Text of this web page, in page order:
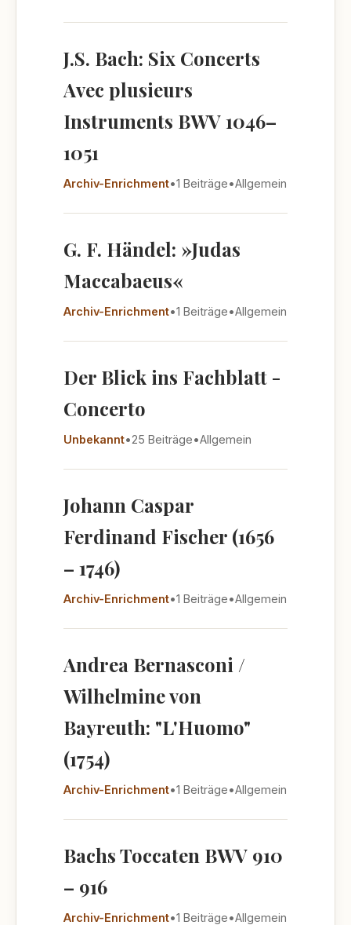
J.S. Bach: Six Concerts
Avec plusieurs
Instruments BWV 1046–
1051
Archiv-Enrichment•1 Beiträge•Allgemein
G. F. Händel: »Judas
Maccabaeus«
Archiv-Enrichment•1 Beiträge•Allgemein
Der Blick ins Fachblatt -
Concerto
Unbekannt•25 Beiträge•Allgemein
Johann Caspar
Ferdinand Fischer (1656
– 1746)
Archiv-Enrichment•1 Beiträge•Allgemein
Andrea Bernasconi /
Wilhelmine von
Bayreuth: "L'Huomo"
(1754)
Archiv-Enrichment•1 Beiträge•Allgemein
Bachs Toccaten BWV 910
– 916
Archiv-Enrichment•1 Beiträge•Allgemein